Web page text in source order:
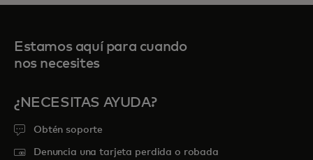
Priceless Experiences te conectan con
oportunidades selectas de deportes,
viajes, gastronomía y entretenimiento
Estamos aquí para cuando
nos necesites
¿NECESITAS AYUDA?
Obtén soporte
Denuncia una tarjeta perdida o robada